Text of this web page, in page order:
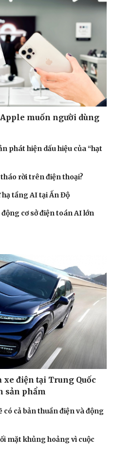
muốn người dùng
phát hiện dấu hiệu của “hạt
rời trên điện thoại?
tầng AI tại Ấn Độ
cơ sở điện toán AI lớn
xe điện tại Trung Quốc
sản phẩm
có cả bản thuần điện và động
mặt khủng hoảng vì cuộc